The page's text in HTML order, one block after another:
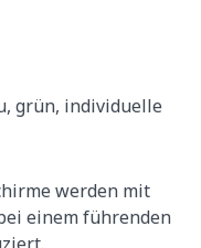
grün, individuelle